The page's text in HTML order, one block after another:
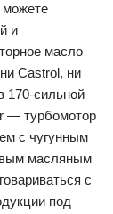
можете
и
масло
Castrol, ни
170-сильной
— турбомотор
с чугунным
масляным
с
под